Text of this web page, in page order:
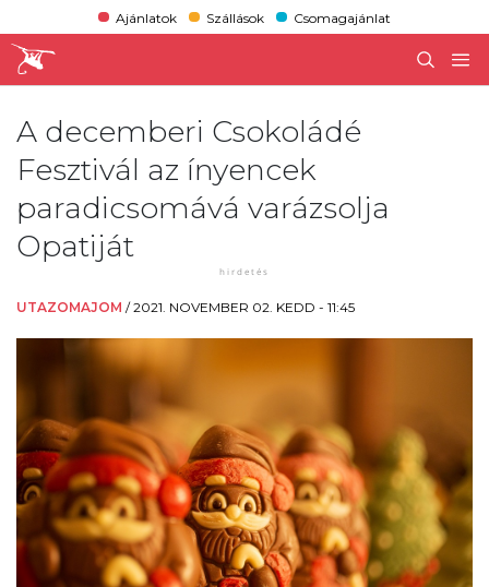
Ajánlatok Szállások Csomagajánlat
A decemberi Csokoládé
Fesztivál az ínyencek
paradicsomává varázsolja
Opatiját
UTAZOMAJOM /2021. NOVEMBER 02. KEDD - 11:45